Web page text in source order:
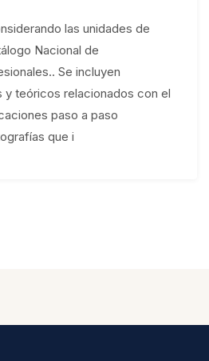
las unidades de
Nacional de
Se incluyen
teóricos relacionados con el
paso a paso
que i